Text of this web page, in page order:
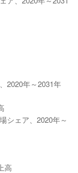
2020年～2031年
シェア、2020年～
高